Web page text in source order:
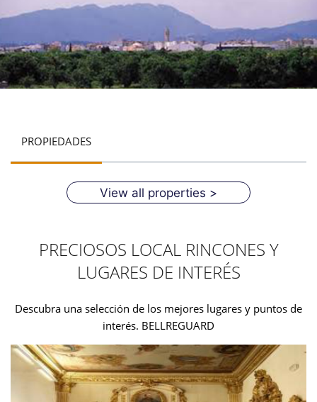
PROPIEDADES
View all properties >
PRECIOSOS LOCAL RINCONES Y
LUGARES DE INTERÉS
Descubra una selección de los mejores lugares y puntos de
interés. BELLREGUARD